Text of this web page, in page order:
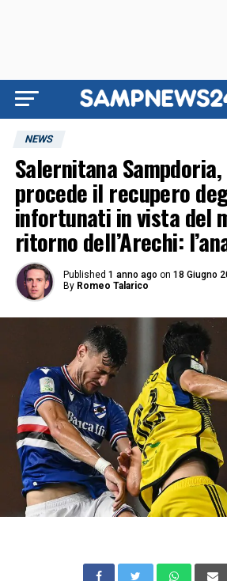
NEWS
Salernitana
procede il recupero
infortunati in vista del
ritorno dell’Arechi:
Published 1 anno ago on 18 Giugno
By Romeo Talarico